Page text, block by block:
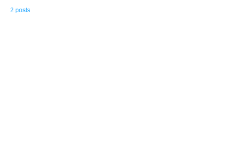
2 posts